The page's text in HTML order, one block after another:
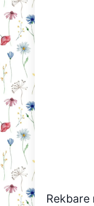
Rekbare